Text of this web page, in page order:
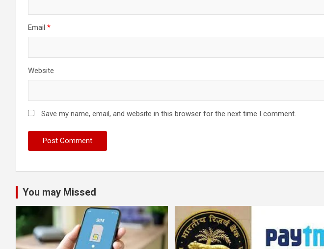
Email *
Website
Save my name, email, and website in this browser for the next time I comment.
You may Missed